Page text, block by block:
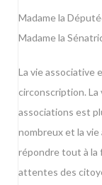
Madame la
Madame la
La vie associative
circonscription. La
associations est
nombreux et la
répondre tout à la
attentes des